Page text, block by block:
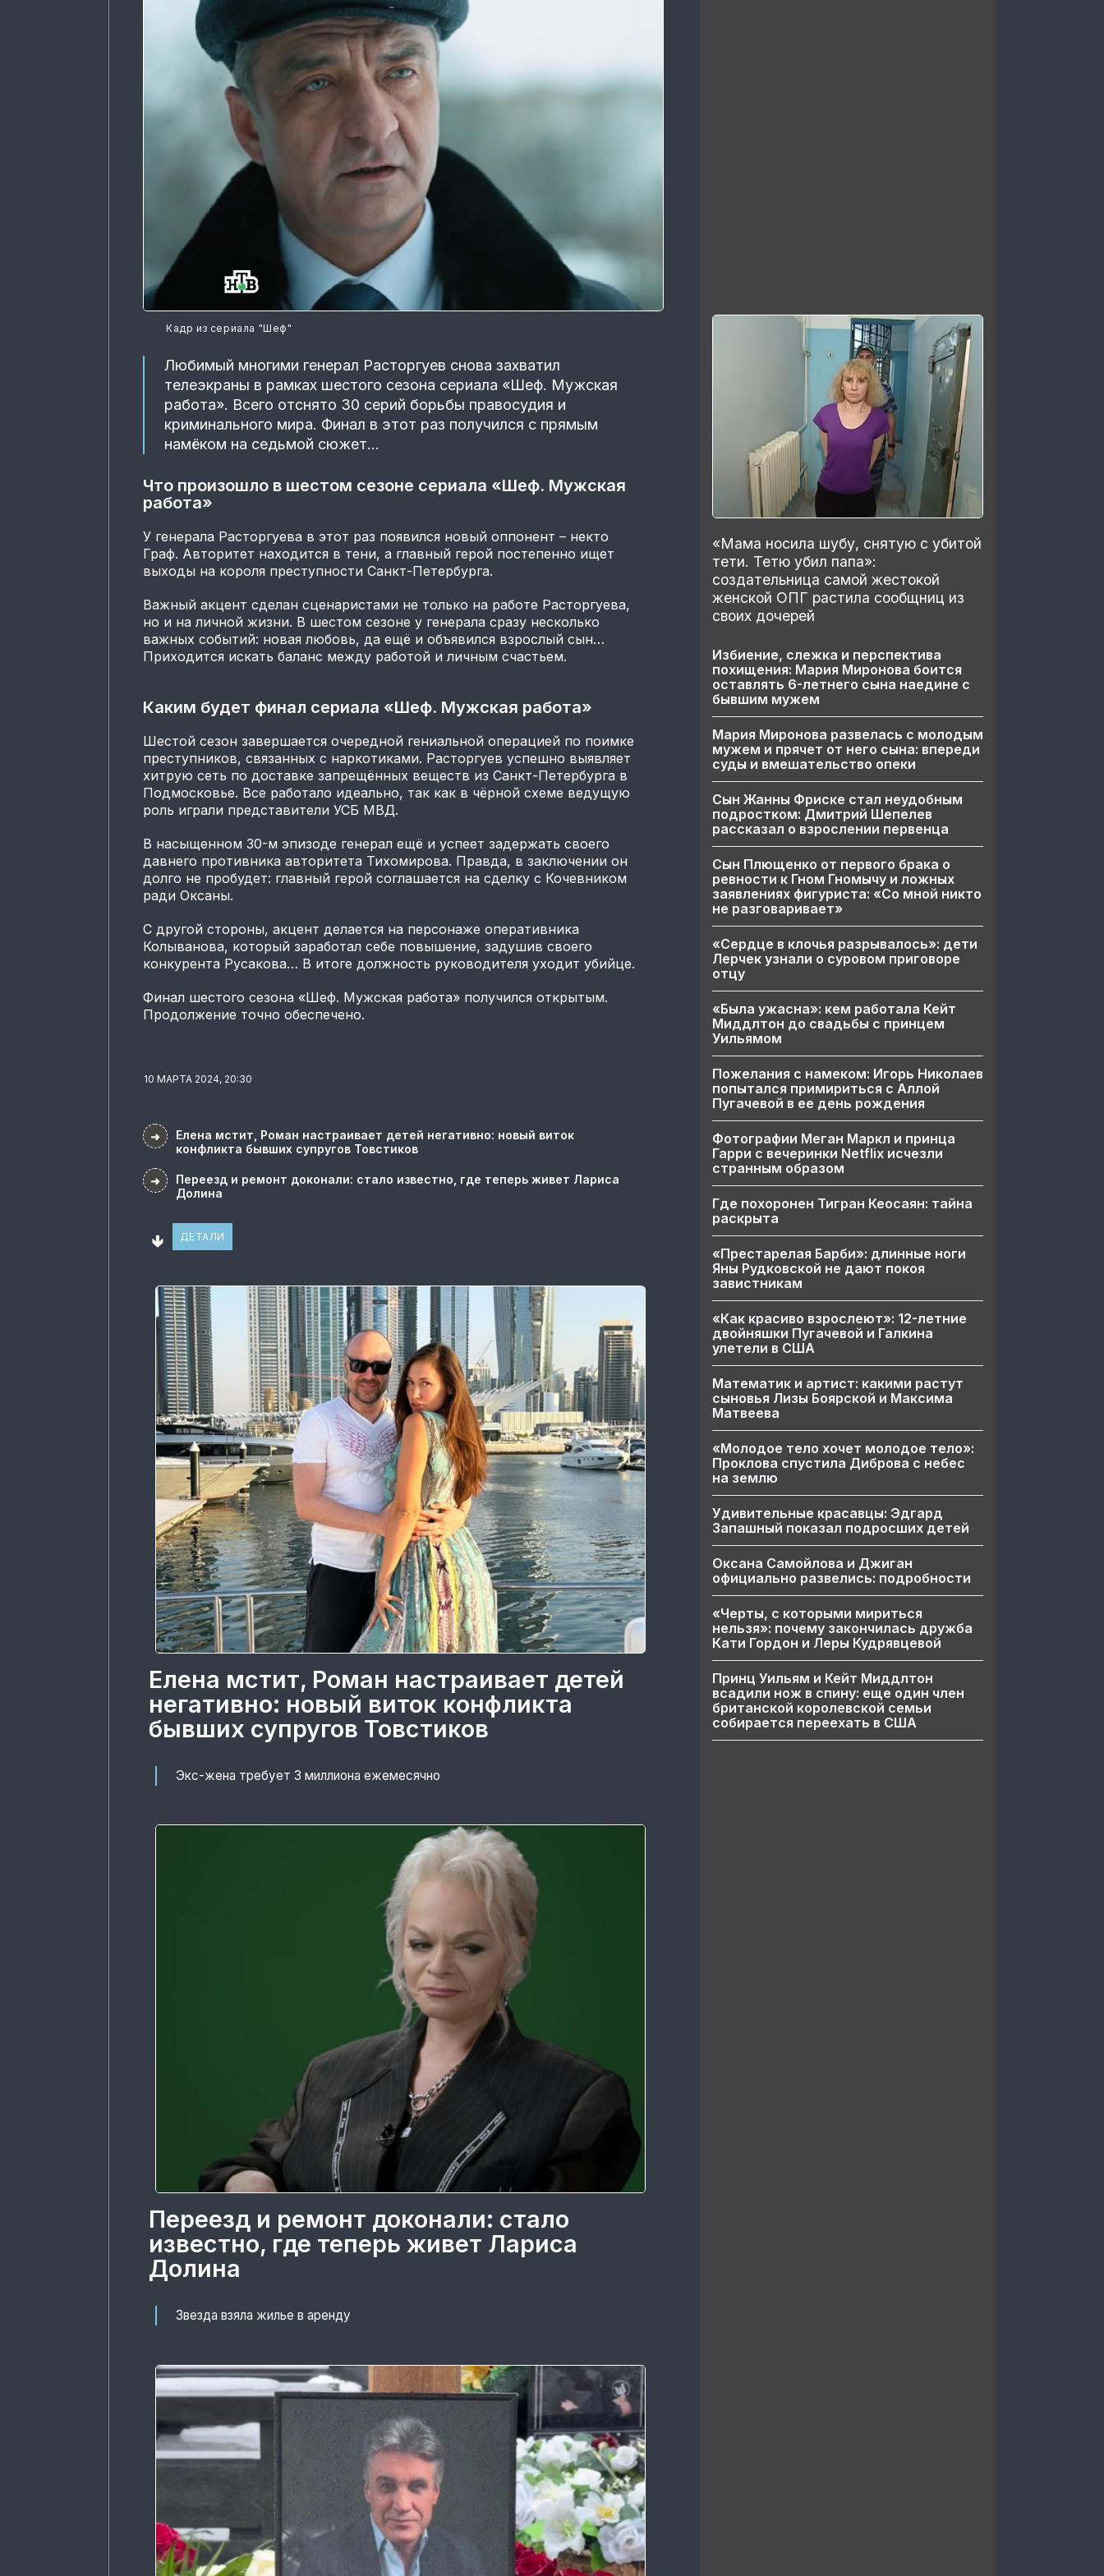
Кадр из сериала "Шеф"
Любимый многими генерал Расторгуев снова захватил
телеэкраны в рамках шестого сезона сериала «Шеф. Мужская
работа». Всего отснято 30 серий борьбы правосудия и
криминального мира. Финал в этот раз получился с прямым
намёком на седьмой сюжет…
Что произошло в шестом сезоне сериала «Шеф. Мужская
работа»
У генерала Расторгуева в этот раз появился новый оппонент – некто
Граф. Авторитет находится в тени, а главный герой постепенно ищет
выходы на короля преступности Санкт-Петербурга.
Важный акцент сделан сценаристами не только на работе Расторгуева,
но и на личной жизни. В шестом сезоне у генерала сразу несколько
важных событий: новая любовь, да ещё и объявился взрослый сын…
Приходится искать баланс между работой и личным счастьем.
Каким будет финал сериала «Шеф. Мужская работа»
Шестой сезон завершается очередной гениальной операцией по поимке
преступников, связанных с наркотиками. Расторгуев успешно выявляет
хитрую сеть по доставке запрещённых веществ из Санкт-Петербурга в
Подмосковье. Все работало идеально, так как в чёрной схеме ведущую
роль играли представители УСБ МВД.
В насыщенном 30-м эпизоде генерал ещё и успеет задержать своего
давнего противника авторитета Тихомирова. Правда, в заключении он
долго не пробудет: главный герой соглашается на сделку с Кочевником
ради Оксаны.
С другой стороны, акцент делается на персонаже оперативника
Колыванова, который заработал себе повышение, задушив своего
конкурента Русакова… В итоге должность руководителя уходит убийце.
Финал шестого сезона «Шеф. Мужская работа» получился открытым.
Продолжение точно обеспечено.
10 МАРТА 2024, 20:30
➜
Елена мстит, Роман настраивает детей негативно: новый виток
конфликта бывших супругов Товстиков
➜
Переезд и ремонт доконали: стало известно, где теперь живет Лариса
Долина
🢃 ДЕТАЛИ
Елена мстит, Роман настраивает детей
негативно: новый виток конфликта
бывших супругов Товстиков
Экс-жена требует 3 миллиона ежемесячно
Переезд и ремонт доконали: стало
известно, где теперь живет Лариса
Долина
Звезда взяла жилье в аренду
«Мама носила шубу, снятую с убитой
тети. Тетю убил папа»:
создательница самой жестокой
женской ОПГ растила сообщниц из
своих дочерей
Избиение, слежка и перспектива
похищения: Мария Миронова боится
оставлять 6-летнего сына наедине с
бывшим мужем
Мария Миронова развелась с молодым
мужем и прячет от него сына: впереди
суды и вмешательство опеки
Сын Жанны Фриске стал неудобным
подростком: Дмитрий Шепелев
рассказал о взрослении первенца
Сын Плющенко от первого брака о
ревности к Гном Гномычу и ложных
заявлениях фигуриста: «Со мной никто
не разговаривает»
«Сердце в клочья разрывалось»: дети
Лерчек узнали о суровом приговоре
отцу
«Была ужасна»: кем работала Кейт
Миддлтон до свадьбы с принцем
Уильямом
Пожелания с намеком: Игорь Николаев
попытался примириться с Аллой
Пугачевой в ее день рождения
Фотографии Меган Маркл и принца
Гарри с вечеринки Netflix исчезли
странным образом
Где похоронен Тигран Кеосаян: тайна
раскрыта
«Престарелая Барби»: длинные ноги
Яны Рудковской не дают покоя
завистникам
«Как красиво взрослеют»: 12-летние
двойняшки Пугачевой и Галкина
улетели в США
Математик и артист: какими растут
сыновья Лизы Боярской и Максима
Матвеева
«Молодое тело хочет молодое тело»:
Проклова спустила Диброва с небес
на землю
Удивительные красавцы: Эдгард
Запашный показал подросших детей
Оксана Самойлова и Джиган
официально развелись: подробности
«Черты, с которыми мириться
нельзя»: почему закончилась дружба
Кати Гордон и Леры Кудрявцевой
Принц Уильям и Кейт Миддлтон
всадили нож в спину: еще один член
британской королевской семьи
собирается переехать в США